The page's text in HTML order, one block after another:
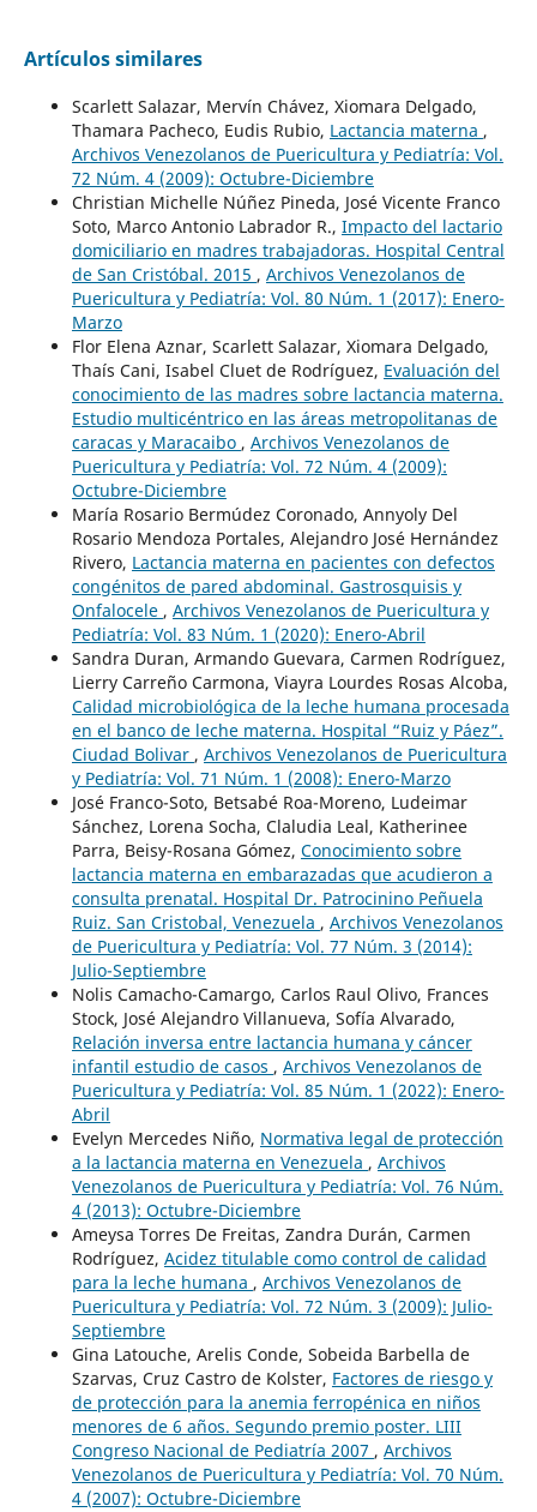
Artículos similares
Scarlett Salazar, Mervín Chávez, Xiomara Delgado,
Thamara Pacheco, Eudis Rubio, Lactancia materna ,
Archivos Venezolanos de Puericultura y Pediatría: Vol.
72 Núm. 4 (2009): Octubre-Diciembre
Christian Michelle Núñez Pineda, José Vicente Franco
Soto, Marco Antonio Labrador R., Impacto del lactario
domiciliario en madres trabajadoras. Hospital Central
de San Cristóbal. 2015 , Archivos Venezolanos de
Puericultura y Pediatría: Vol. 80 Núm. 1 (2017): Enero-
Marzo
Flor Elena Aznar, Scarlett Salazar, Xiomara Delgado,
Thaís Cani, Isabel Cluet de Rodríguez, Evaluación del
conocimiento de las madres sobre lactancia materna.
Estudio multicéntrico en las áreas metropolitanas de
caracas y Maracaibo , Archivos Venezolanos de
Puericultura y Pediatría: Vol. 72 Núm. 4 (2009):
Octubre-Diciembre
María Rosario Bermúdez Coronado, Annyoly Del
Rosario Mendoza Portales, Alejandro José Hernández
Rivero, Lactancia materna en pacientes con defectos
congénitos de pared abdominal. Gastrosquisis y
Onfalocele , Archivos Venezolanos de Puericultura y
Pediatría: Vol. 83 Núm. 1 (2020): Enero-Abril
Sandra Duran, Armando Guevara, Carmen Rodríguez,
Lierry Carreño Carmona, Viayra Lourdes Rosas Alcoba,
Calidad microbiológica de la leche humana procesada
en el banco de leche materna. Hospital “Ruiz y Páez”.
Ciudad Bolivar , Archivos Venezolanos de Puericultura
y Pediatría: Vol. 71 Núm. 1 (2008): Enero-Marzo
José Franco-Soto, Betsabé Roa-Moreno, Ludeimar
Sánchez, Lorena Socha, Claludia Leal, Katherinee
Parra, Beisy-Rosana Gómez, Conocimiento sobre
lactancia materna en embarazadas que acudieron a
consulta prenatal. Hospital Dr. Patrocinino Peñuela
Ruiz. San Cristobal, Venezuela , Archivos Venezolanos
de Puericultura y Pediatría: Vol. 77 Núm. 3 (2014):
Julio-Septiembre
Nolis Camacho-Camargo, Carlos Raul Olivo, Frances
Stock, José Alejandro Villanueva, Sofía Alvarado,
Relación inversa entre lactancia humana y cáncer
infantil estudio de casos , Archivos Venezolanos de
Puericultura y Pediatría: Vol. 85 Núm. 1 (2022): Enero-
Abril
Evelyn Mercedes Niño, Normativa legal de protección
a la lactancia materna en Venezuela , Archivos
Venezolanos de Puericultura y Pediatría: Vol. 76 Núm.
4 (2013): Octubre-Diciembre
Ameysa Torres De Freitas, Zandra Durán, Carmen
Rodríguez, Acidez titulable como control de calidad
para la leche humana , Archivos Venezolanos de
Puericultura y Pediatría: Vol. 72 Núm. 3 (2009): Julio-
Septiembre
Gina Latouche, Arelis Conde, Sobeida Barbella de
Szarvas, Cruz Castro de Kolster, Factores de riesgo y
de protección para la anemia ferropénica en niños
menores de 6 años. Segundo premio poster. LIII
Congreso Nacional de Pediatría 2007 , Archivos
Venezolanos de Puericultura y Pediatría: Vol. 70 Núm.
4 (2007): Octubre-Diciembre